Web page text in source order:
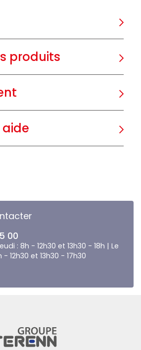
produits
00
: 8h - 12h30 et 13h30 - 18h | Le
12h30 et 13h30 - 17h30